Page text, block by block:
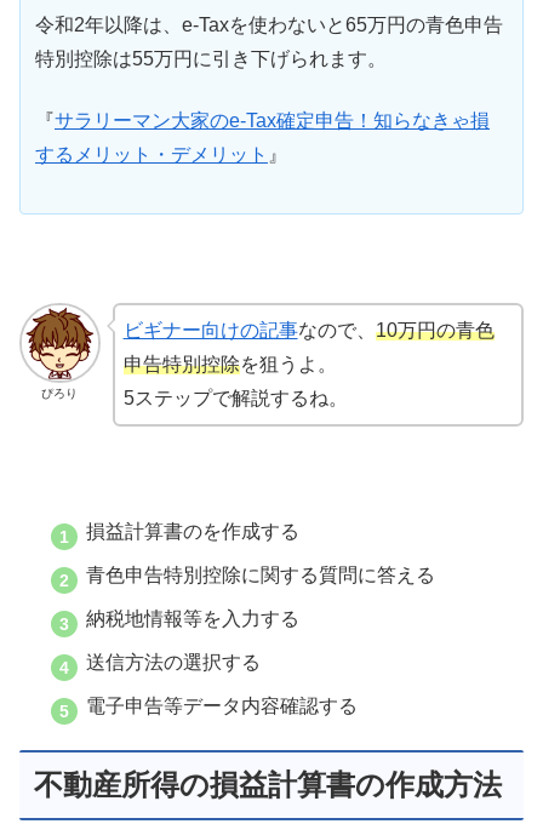
令和2年以降は、e-Taxを使わないと65万円の青色申告
特別控除は55万円に引き下げられます。
『サラリーマン大家のe-Tax確定申告！知らなきゃ損
するメリット・デメリット 』
ぴろり
ビギナー向けの記事なので、 10万円の青色
申告特別控除を狙うよ。
5ステップで解説するね。
損益計算書のを作成する
青色申告特別控除に関する質問に答える
納税地情報等を入力する
送信方法の選択する
電子申告等データ内容確認する
不動産所得の損益計算書の作成方法